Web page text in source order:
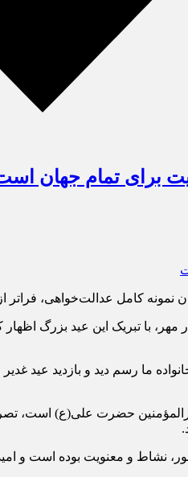
برای تمام جهان
کامل عدالت‌خواهی،
با تبریک این عید بزرگ اظهار
ما رسم دید و بازدید عید
حضرت علی(ع)
نشاط و معنویت بوده است و